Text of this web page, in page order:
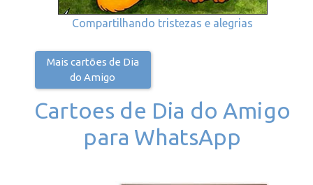
Compartilhando tristezas e alegrias
Mais cartões de Dia
do Amigo
Cartoes de Dia do Amigo
para WhatsApp